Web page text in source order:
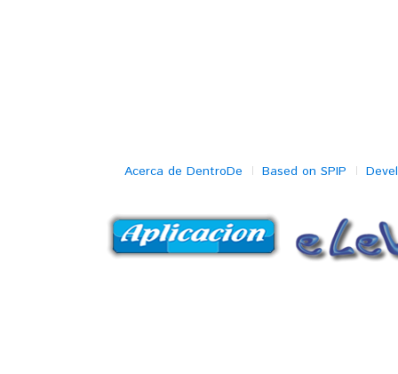
Acerca de DentroDe Based on SPIP